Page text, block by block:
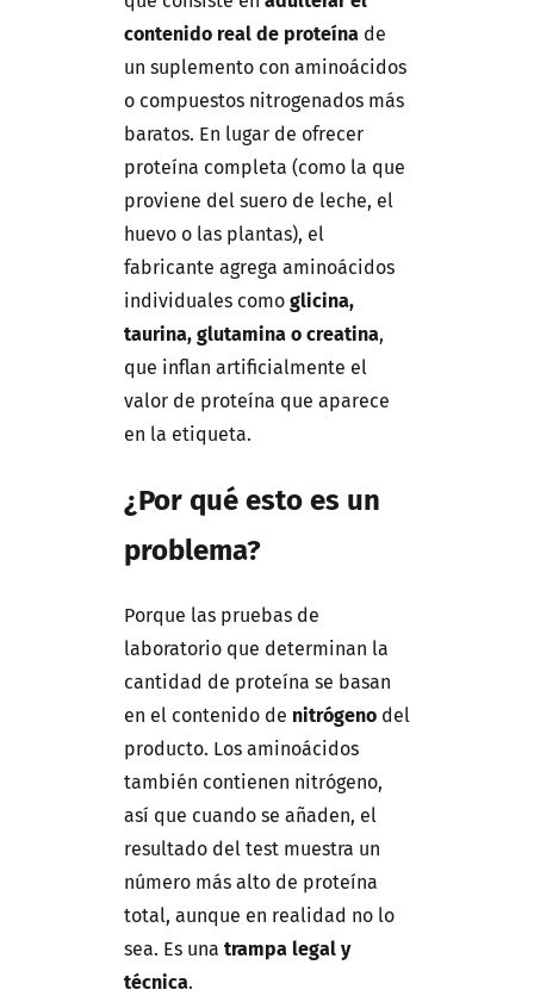
contenido real de proteína de
un suplemento con aminoácidos
o compuestos nitrogenados más
baratos. En lugar de ofrecer
proteína completa (como la que
proviene del suero de leche, el
huevo o las plantas), el
fabricante agrega aminoácidos
individuales como glicina,
taurina, glutamina o creatina,
que inflan artificialmente el
valor de proteína que aparece
en la etiqueta.
¿Por qué esto es un
problema?
Porque las pruebas de
laboratorio que determinan la
cantidad de proteína se basan
en el contenido de nitrógeno del
producto. Los aminoácidos
también contienen nitrógeno,
así que cuando se añaden, el
resultado del test muestra un
número más alto de proteína
total, aunque en realidad no lo
sea. Es una trampa legal y
técnica.